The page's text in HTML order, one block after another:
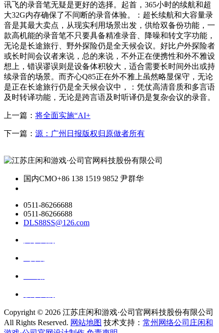
讯飞的录音笔无疑是更好的选择。起首，365小时的续航和超
大32G内存确保了不间断的录音体验。：超长续航和大容量录
音是其最大卖点，从现实利用场景出发，供给双备份功能，一
款高机能的录音笔不只要具备精准录音、降噪和转文字功能，
无论是长途旅行、野外探险仍是全天候会议。好比户外探险者
或长时间会议者来说，总的来说，不外正在便携性和外不雅设
想上，错误谬误则是设备体积较大，适合需要长时间外出或持
续录音的场景。而齐心Q85正在外不雅上虽然略显保守，无论
是正在长途旅行仍是全天候会议中，：凭仗高清音质和多言语
及时转译功能，无论是跨言语及时听译仍是复杂会议的录音。
上一篇： 将全面实施“AI+
下一篇： 源：广州日报版权归原做者所有
国内CMO+86 138 1519 9852 尹群华
0511-86266688
0511-86266688
DLS88SS@126.com
Copyright © 2026 江苏庄闲和游戏·公司官网科技股份有限公司
All Rights Reserved. 网站地图 技术支持： 常州网络公司庄闲和